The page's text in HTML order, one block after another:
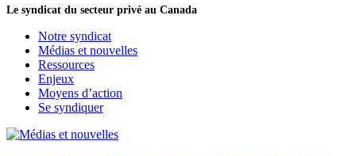
Le syndicat du secteur privé au Canada
Notre syndicat
Médias et nouvelles
Ressources
Enjeux
Moyens d’action
Se syndiquer